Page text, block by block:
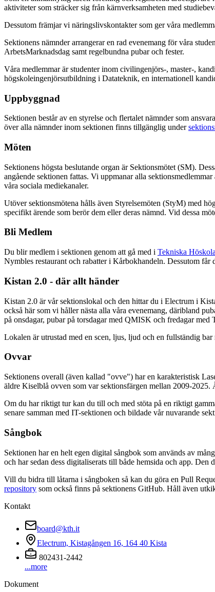
aktiviteter som sträcker sig från kärnverksamheten med
Dessutom främjar vi näringslivskontakter som ger våra
Sektionens nämnder arrangerar en rad evenemang för våra
ArbetsMarknadsdag samt regelbundna pubar och fester.
Våra medlemmar är studenter inom civilingenjörs-, master-,
högskoleingenjörsutbildning i Datateknik, en internationell
Uppbyggnad
Sektionen består av en styrelse och flertalet nämnder som
över alla nämnder inom sektionen finns tillgänglig under
Möten
Sektionens högsta beslutande organ är Sektionsmötet (SM).
angående sektionen fattas. Vi uppmanar alla
våra sociala mediekanaler.
Utöver sektionsmötena hålls även Styrelsemöten (StyM) med
specifikt ärende som berör dem eller deras nämnd. Vid dessa
Bli Medlem
Du blir medlem i sektionen genom att gå med i Tekniska
Nymbles restaurant och rabatter i Kårbokhandeln. Dessutom får
Kistan 2.0 - där allt händer
Kistan 2.0 är vår sektionslokal och den hittar du i Electrum i
också här som vi håller nästa alla våra evenemang, däribland
på onsdagar, pubar på torsdagar med QMISK och fredagar med
Lokalen är utrustad med en scen, ljus, ljud och en fullständig
Ovvar
Sektionens overall (även kallad "ovve") har en karakteristisk
äldre Kiselblå ovven som var sektionsfärgen mellan 2009-
Om du har riktigt tur kan du till och med stöta på en riktigt
senare samman med IT-sektionen och bildade vår nuvarande
Sångbok
Sektionen har en helt egen digital sångbok som används av
och har sedan dess digitaliserats till både hemsida och app. Den
Vill du bidra till låtarna i sångboken så kan du göra en Pull
repository som också finns på sektionens GitHub. Håll även
Kontakt
board@kth.it
Electrum, Kistagången 16, 164 40 Kista
802431-2442
...more
Dokument